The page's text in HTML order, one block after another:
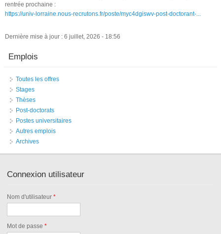
rentrée prochaine :
https://univ-lorraine.nous-recrutons.fr/poste/myc4dgiswv-post-doctorant-...
Dernière mise à jour : 6 juillet, 2026 - 18:56
Emplois
Toutes les offres
Stages
Thèses
Post-doctorats
Postes universitaires
Autres emplois
Archives
Connexion utilisateur
Nom d'utilisateur*
Mot de passe*